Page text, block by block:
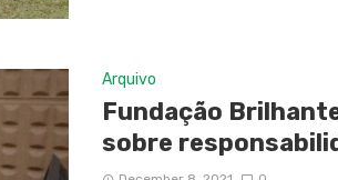
Arquivo
Fundação
sobre